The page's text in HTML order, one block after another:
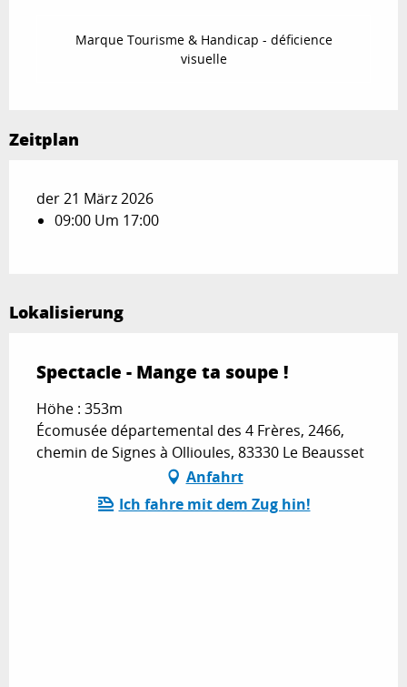
Marque Tourisme & Handicap - déficience
visuelle
Zeitplan
der 21 März 2026
09:00 Um 17:00
Lokalisierung
Spectacle - Mange ta soupe !
Höhe : 353m
Écomusée départemental des 4 Frères, 2466,
chemin de Signes à Ollioules, 83330 Le Beausset
Anfahrt
Ich fahre mit dem Zug hin!